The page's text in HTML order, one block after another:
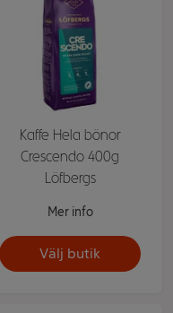
Kaffe Hela bönor
Crescendo 400g
Löfbergs
Mer info
Välj butik